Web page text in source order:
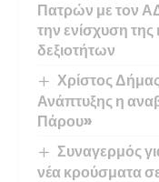
Πατρών με τον
την ενίσχυση της
δεξιοτήτων
Χρίστος
Ανάπτυξης η
Πάρου»
Συναγερμός
νέα κρούσματα